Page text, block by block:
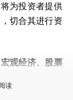
为投资者提供
切合其进行资
观经济、股票
读